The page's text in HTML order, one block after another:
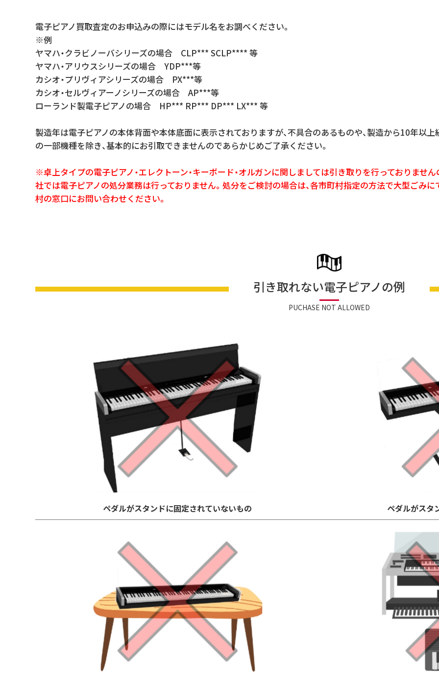
電子ピアノ買取査定のお申込みの際にはモデル名をお調べください。
※例
ヤマハ・クラビノーバシリーズの場合 CLP*** SCLP**** 等
ヤマハ・アリウスシリーズの場合 YDP***等
カシオ・プリヴィアシリーズの場合 PX***等
カシオ・セルヴィアーノシリーズの場合 AP***等
ローランド製電子ピアノの場合 HP*** RP*** DP*** LX*** 等
製造年は電子ピアノの本体背面や本体底面に表示されておりますが、不具合のあるものや、製造から10年以上
の一部機種を除き、基本的にお引取できませんのであらかじめご了承ください。
※卓上タイプの電子ピアノ・エレクトーン・キーボード・オルガンに関しましては引き取りを行っておりませ
社では電子ピアノの処分業務は行っておりません。処分をご検討の場合は、各市町村指定の方法で大型ごみ
村の窓口にお問い合わせください。
引き取れない電子ピアノの例
PUCHASE NOT ALLOWED
ペダルがスタンドに固定されていないもの ペダルがスタ